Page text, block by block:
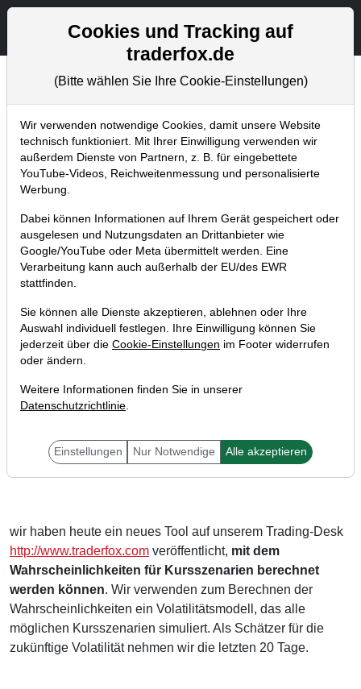
Aktien- und Artikelsuche
Aktuelles
Home Blog Aktuelles
Tool für Kurs-
Wahrscheinlichkeiten. Wird mein
Stopp-Loss ausgelöst?
20.02.2017 um 21:21 Uhr | TraderFox GmbH
Liebe Trader,
wir haben heute ein neues Tool auf unserem Trading-Desk
http://www.traderfox.com veröffentlicht, mit dem
Wahrscheinlichkeiten für Kursszenarien berechnet
werden können. Wir verwenden zum Berechnen der
Wahrscheinlichkeiten ein Volatilitätsmodell, das alle
möglichen Kursszenarien simuliert. Als Schätzer für die
zukünftige Volatilität nehmen wir die letzten 20 Tage.
Cookies und Tracking auf
traderfox.de
(Bitte wählen Sie Ihre Cookie-Einstellungen)
Wir verwenden notwendige Cookies, damit unsere Website
technisch funktioniert. Mit Ihrer Einwilligung verwenden wir
außerdem Dienste von Partnern, z. B. für eingebettete
YouTube-Videos, Reichweitenmessung und personalisierte
Werbung.
Dabei können Informationen auf Ihrem Gerät gespeichert oder
ausgelesen und Nutzungsdaten an Drittanbieter wie
Google/YouTube oder Meta übermittelt werden. Eine
Verarbeitung kann auch außerhalb der EU/des EWR
stattfinden.
Sie können alle Dienste akzeptieren, ablehnen oder Ihre
Auswahl individuell festlegen. Ihre Einwilligung können Sie
jederzeit über die Cookie-Einstellungen im Footer widerrufen
oder ändern.
Weitere Informationen finden Sie in unserer
Datenschutzrichtlinie.
Einstellungen Nur Notwendige Alle akzeptieren